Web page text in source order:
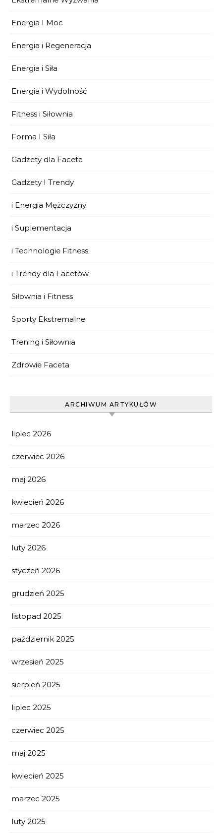
Energia I Moc
Energia i Regeneracja
Energia i Siła
Energia i Wydolność
Fitness i Siłownia
Forma I Siła
Gadżety dla Faceta
Gadżety I Trendy
i Energia Mężczyzny
i Suplementacja
i Technologie Fitness
i Trendy dla Facetów
Siłownia i Fitness
Sporty Ekstremalne
Trening i Siłownia
Zdrowie Faceta
ARCHIWUM ARTYKUŁÓW
lipiec 2026
czerwiec 2026
maj 2026
kwiecień 2026
marzec 2026
luty 2026
styczeń 2026
grudzień 2025
listopad 2025
październik 2025
wrzesień 2025
sierpień 2025
lipiec 2025
czerwiec 2025
maj 2025
kwiecień 2025
marzec 2025
luty 2025